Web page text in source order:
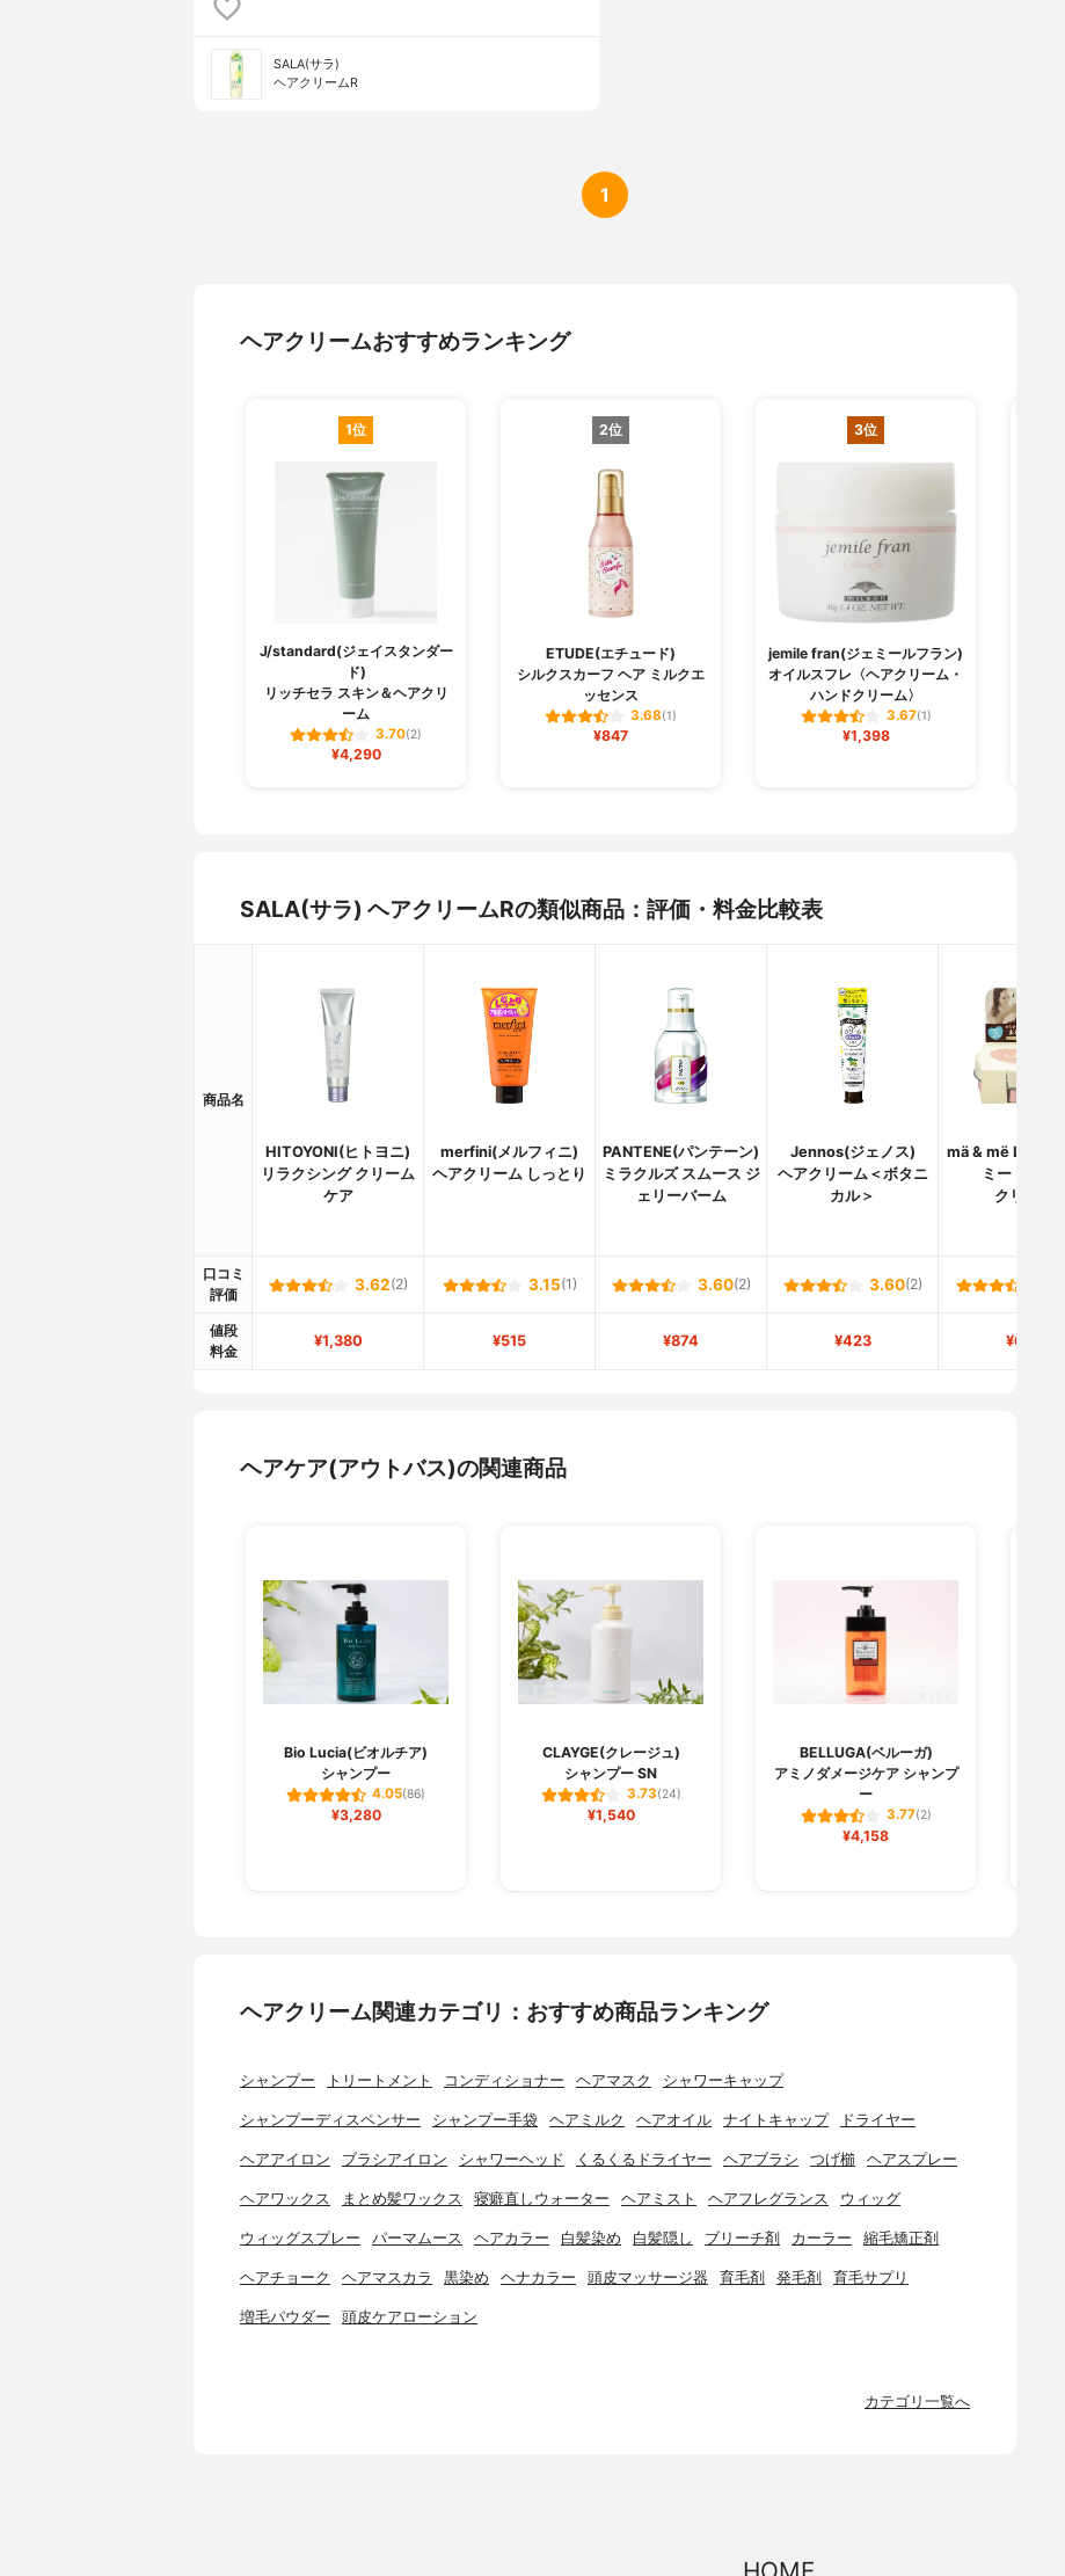
SALA(サラ)
ヘアクリームR
1
ヘアクリームおすすめランキング
1位
J/standard(ジェイスタンダー
ド)
リッチセラ スキン＆ヘアクリ
ーム
3.70(2)
¥4,290
2位
ETUDE(エチュード)
シルクスカーフ ヘア ミルクエ
ッセンス
3.68(1)
¥847
3位
jemile fran(ジェミールフラン)
オイルスフレ〈ヘアクリーム・
ハンドクリーム〉
3.67(1)
¥1,398
SALA(サラ) ヘアクリームRの類似商品：評価・料金比較表
商品名
HITOYONI(ヒトヨニ)
リラクシング クリーム
ケア
merfini(メルフィニ)
ヘアクリーム しっとり
PANTENE(パンテーン)
ミラクルズ スムース ジ
ェリーバーム
Jennos(ジェノス)
ヘアクリーム＜ボタニ
カル＞
mä & më Latte(
ミー ラッテ)
クリーム
口コミ
評価
3.62(2) 3.15(1) 3.60(2) 3.60(2)
値段
料金
¥1,380 ¥515 ¥874 ¥423 ¥692
ヘアケア(アウトバス)の関連商品
Bio Lucia(ビオルチア)
シャンプー
4.05(86)
¥3,280
CLAYGE(クレージュ)
シャンプー SN
3.73(24)
¥1,540
BELLUGA(ベルーガ)
アミノダメージケア シャンプ
ー
3.77(2)
¥4,158
ヘアクリーム関連カテゴリ：おすすめ商品ランキング
シャンプー トリートメント コンディショナー ヘアマスク シャワーキャップ
シャンプーディスペンサー シャンプー手袋 ヘアミルク ヘアオイル ナイトキャップ ドライヤー
ヘアアイロン ブラシアイロン シャワーヘッド くるくるドライヤー ヘアブラシ つげ櫛 ヘアスプレー
ヘアワックス まとめ髪ワックス 寝癖直しウォーター ヘアミスト ヘアフレグランス ウィッグ
ウィッグスプレー パーマムース ヘアカラー 白髪染め 白髪隠し ブリーチ剤 カーラー 縮毛矯正剤
ヘアチョーク ヘアマスカラ 黒染め ヘナカラー 頭皮マッサージ器 育毛剤 発毛剤 育毛サプリ
増毛パウダー 頭皮ケアローション
カテゴリ一覧へ